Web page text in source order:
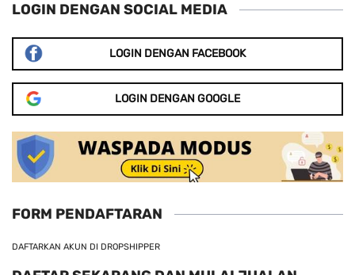
LOGIN DENGAN SOCIAL MEDIA
LOGIN DENGAN FACEBOOK
LOGIN DENGAN GOOGLE
FORM PENDAFTARAN
DAFTARKAN AKUN DI DROPSHIPPER